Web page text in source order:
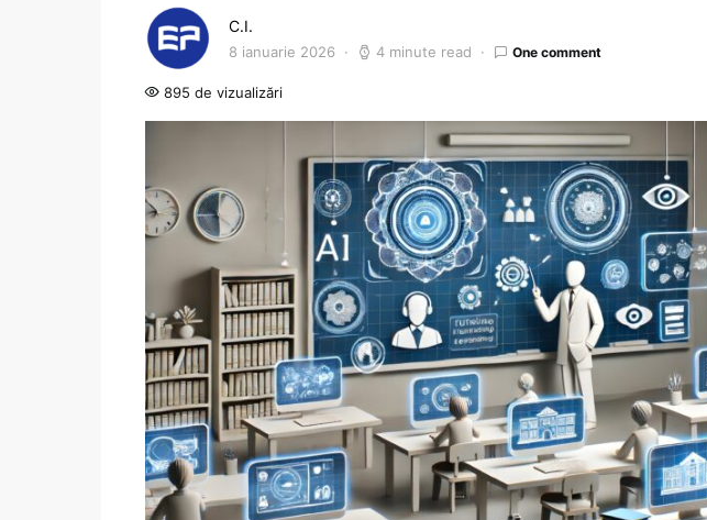
C.I.
8 ianuarie 2026 4 minute read One comment
895 de vizualizări